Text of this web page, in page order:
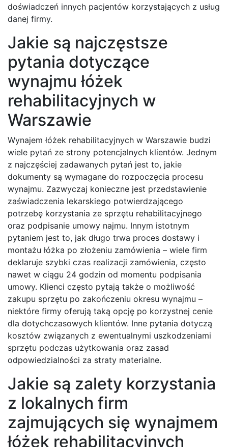
doświadczeń innych pacjentów korzystających z usług
danej firmy.
Jakie są najczęstsze
pytania dotyczące
wynajmu łóżek
rehabilitacyjnych w
Warszawie
Wynajem łóżek rehabilitacyjnych w Warszawie budzi
wiele pytań ze strony potencjalnych klientów. Jednym
z najczęściej zadawanych pytań jest to, jakie
dokumenty są wymagane do rozpoczęcia procesu
wynajmu. Zazwyczaj konieczne jest przedstawienie
zaświadczenia lekarskiego potwierdzającego
potrzebę korzystania ze sprzętu rehabilitacyjnego
oraz podpisanie umowy najmu. Innym istotnym
pytaniem jest to, jak długo trwa proces dostawy i
montażu łóżka po złożeniu zamówienia – wiele firm
deklaruje szybki czas realizacji zamówienia, często
nawet w ciągu 24 godzin od momentu podpisania
umowy. Klienci często pytają także o możliwość
zakupu sprzętu po zakończeniu okresu wynajmu –
niektóre firmy oferują taką opcję po korzystnej cenie
dla dotychczasowych klientów. Inne pytania dotyczą
kosztów związanych z ewentualnymi uszkodzeniami
sprzętu podczas użytkowania oraz zasad
odpowiedzialności za straty materialne.
Jakie są zalety korzystania
z lokalnych firm
zajmujących się wynajmem
łóżek rehabilitacyjnych